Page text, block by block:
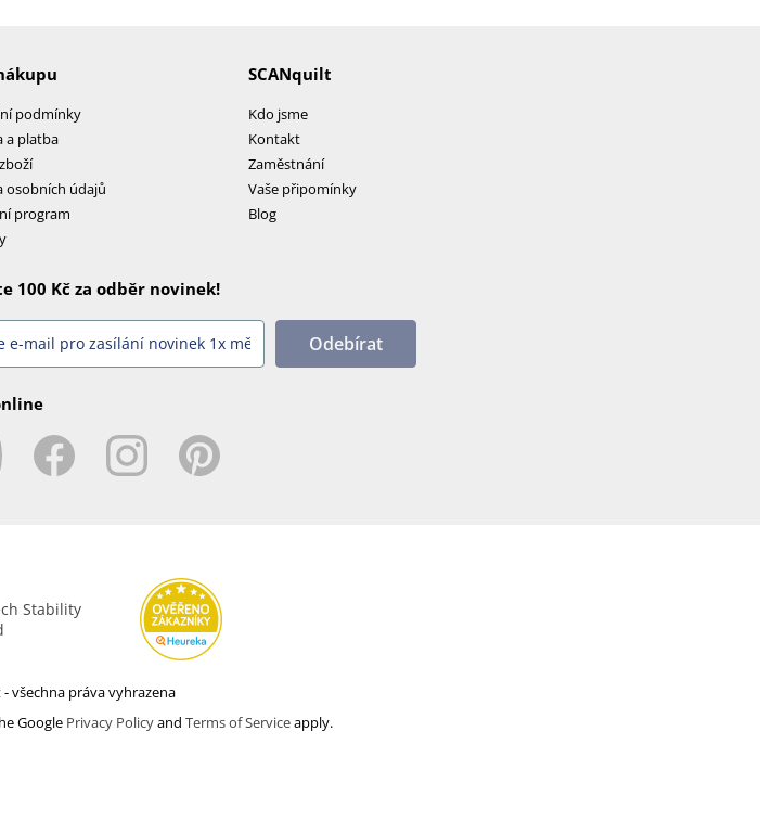
podmínky
a platba
osobních údajů
program
SCANquilt
Kdo jsme
Kontakt
Zaměstnání
Vaše připomínky
Blog
100 Kč za odběr novinek!
Odebírat
všechna práva vyhrazena
Google Privacy Policyand Terms of Serviceapply.